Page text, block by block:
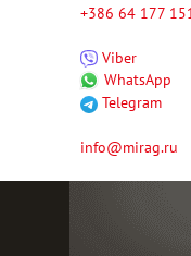
+386 64 177 151
Viber
WhatsApp
Telegram
info@mirag.ru